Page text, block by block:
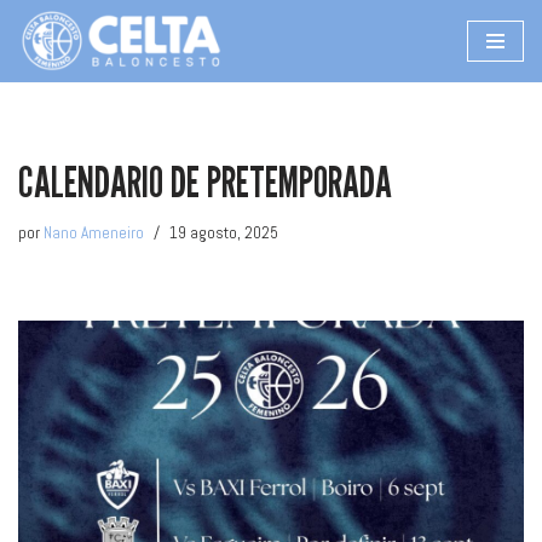
Saltar
CALENDARIO DE PRETEMPORADA
por Nano Ameneiro 19 agosto, 2025